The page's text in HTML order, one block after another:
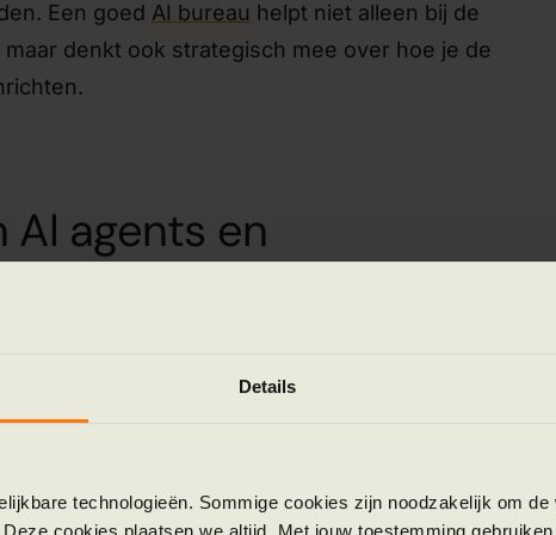
Details
technologieën. Sommige cookies zijn noodzakelijk om de
cookies plaatsen we altijd. Met jouw toestemming
Een goed AI bureau helpt niet alleen bij de
denkt ook strategisch mee over hoe je de
AI agents en
veel verder dan eenvoudige automatisering. Denk
nemen en leren van data. Deze agents kunnen
Het doel is altijd om te komen tot duurzame
systemen naadloos samenwerken en menselijke